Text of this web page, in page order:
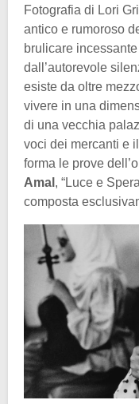
Fotografia di Lori
antico e rumoroso
brulicare
dall’autorevole
esiste da oltre
vivere in una
di una vecchia
voci dei mercanti e
forma le prove
Amal , “Luce e
composta